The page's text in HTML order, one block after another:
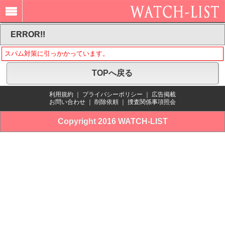
ERROR!!
スパム対策に引っかかっています。
TOPへ戻る
利用規約 プライバシーポリシー
広告掲載
お問い合わせ
削除依頼 捜査関係事項照会
Copyright 2016 WATCH-LIST